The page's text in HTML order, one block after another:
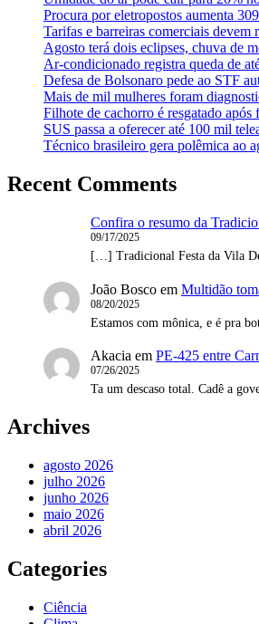
Procura por eletropostos aumenta
Tarifas e barreiras comerciais
Agosto terá dois eclipses, chuva de
Ar-condicionado registra queda de
Defesa de Bolsonaro pede ao STF
Mais de mil mulheres foram
Filhote de cachorro é resgatado após
SUS passa a oferecer até 100 mil
Técnico brasileiro gera polêmica ao
Recent Comments
Confira o resumo da
09/17/2025
[…] Tradicional Festa da Vila
João Bosco em Multidão
08/20/2025
Estamos com mônica, e é pra
Akacia em PE-425 entre
07/26/2025
Ta um descaso total. Cadê a
Archives
agosto 2026
julho 2026
junho 2026
maio 2026
abril 2026
Categories
Ciência